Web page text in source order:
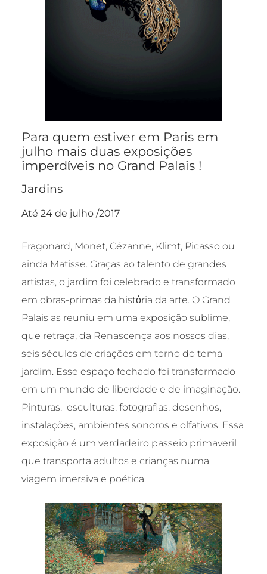
Para quem estiver em Paris em
julho mais duas exposições
imperdίveis no Grand Palais !
Jardins
Até 24 de julho /2017
Fragonard, Monet, Cézanne, Klimt, Picasso ou
ainda Matisse. Graças ao talento de grandes
artistas, o jardim foi celebrado e transformado
em obras-primas da histόria da arte. O Grand
Palais as reuniu em uma exposição sublime,
que retraça, da Renascença aos nossos dias,
seis séculos de criações em torno do tema
jardim. Esse espaço fechado foi transformado
em um mundo de liberdade e de imaginação.
Pinturas, esculturas, fotografias, desenhos,
instalações, ambientes sonoros e olfativos. Essa
exposição é um verdadeiro passeio primaveril
que transporta adultos e crianças numa
viagem imersiva e poética.